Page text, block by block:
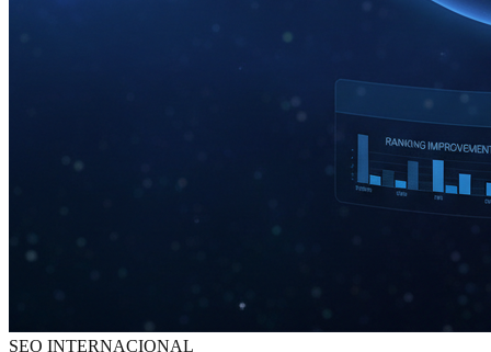
SEO INTERNACIONAL